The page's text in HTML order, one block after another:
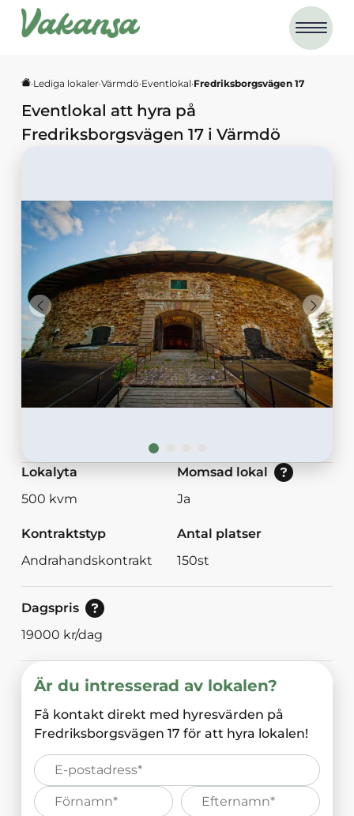
·Lediga lokaler·Värmdö·Eventlokal·Fredriksborgsvägen 17
Eventlokal att hyra på
Fredriksborgsvägen 17 i Värmdö
Lokalyta
500 kvm
Momsad lokal
Nej: Lokalen är momsbefriad.<br/>Ja:
Ja
Kontraktstyp
Andrahandskontrakt
Antal platser
150st
Dagspris
Pris vid bokning av 8<br/>eller mer timmar.
19000 kr/dag
Är du intresserad av lokalen?
Få kontakt direkt med hyresvärden på
Fredriksborgsvägen 17 för att hyra lokalen!
E-
post*
Förnamn*
Efternamn*